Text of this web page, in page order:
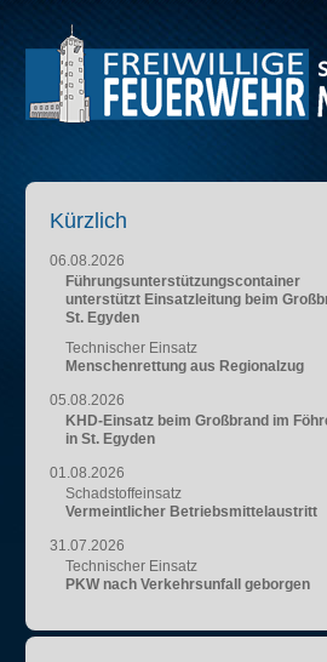
Kürzlich
06.08.2026
Führungsunterstützungscontainer
unterstützt Einsatzleitung beim
St. Egyden
Technischer Einsatz
Menschenrettung aus Regionalzug
05.08.2026
KHD-Einsatz beim Großbrand im
in St. Egyden
01.08.2026
Schadstoffeinsatz
Vermeintlicher Betriebsmittelaustritt
31.07.2026
Technischer Einsatz
PKW nach Verkehrsunfall geborgen